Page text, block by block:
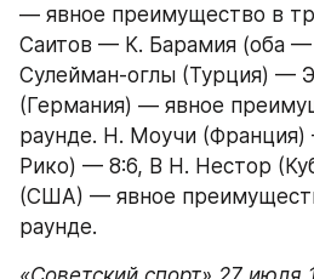
— явное преимущество в
Саитов — К. Барамия (оба
Сулейман-оглы (Турция) —
(Германия) — явное
раунде. Н. Моучи
Рико) — 8:6, В Н. Нестор
(США) — явное
раунде.